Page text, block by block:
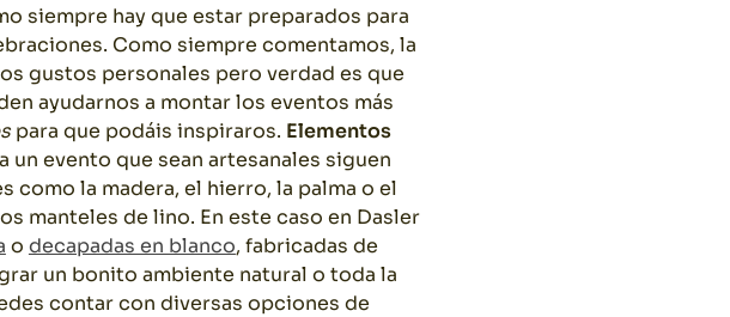
siempre hay que estar preparados para
Como siempre comentamos, la
gustos personales pero verdad es que
ayudarnos a montar los eventos más
para que podáis inspiraros. Elementos
evento que sean artesanales siguen
como la madera, el hierro, la palma o el
manteles de lino. En este caso en Dasler
o decapadas en blanco, fabricadas de
un bonito ambiente natural o toda la
contar con diversas opciones de